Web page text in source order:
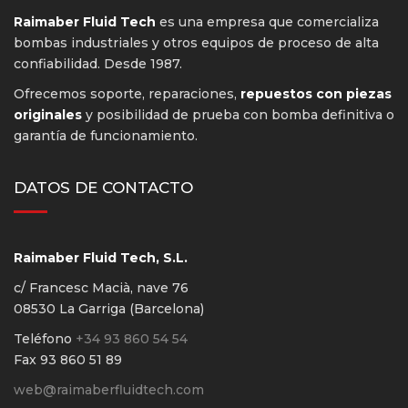
Raimaber Fluid Tech es una empresa que comercializa
bombas industriales y otros equipos de proceso de alta
confiabilidad. Desde 1987.
Ofrecemos soporte, reparaciones, repuestos con piezas
originales y posibilidad de prueba con bomba definitiva o
garantía de funcionamiento.
DATOS DE CONTACTO
Raimaber Fluid Tech, S.L.
c/ Francesc Macià, nave 76
08530 La Garriga (Barcelona)
Teléfono +34 93 860 54 54
Fax 93 860 51 89
web@raimaberfluidtech.com